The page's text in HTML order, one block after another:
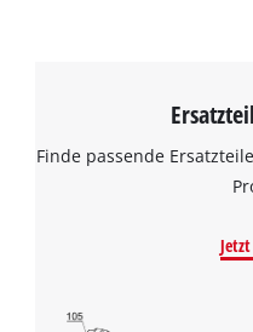
Finde passende